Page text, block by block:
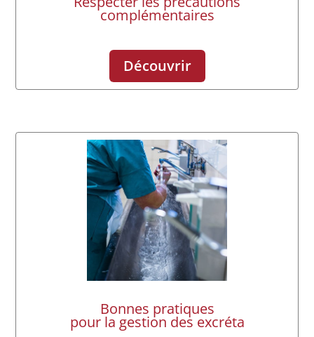
complémentaires
Découvrir
Bonnes pratiques
pour la gestion des excréta